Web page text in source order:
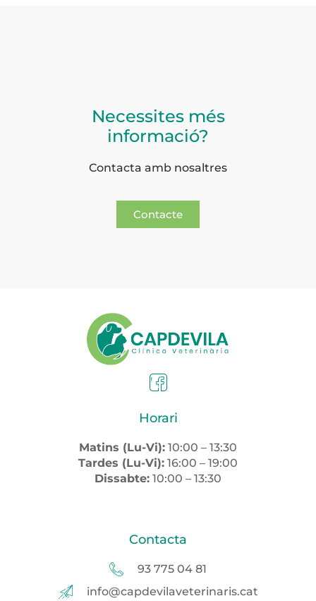
Necessites més
informació?
Contacta amb nosaltres
Contacte
Horari
Matins (Lu-Vi): 10:00 – 13:30
Tardes (Lu-Vi): 16:00 – 19:00
Dissabte: 10:00 – 13:30
Contacta
93 775 04 81
info@capdevilaveterinaris.cat